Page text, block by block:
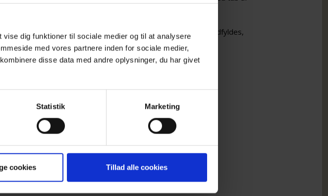
dig funktioner til sociale medier og til at analysere
med vores partnere inden for sociale medier,
disse data med andre oplysninger, du har givet
Statistik Marketing
cookies Tillad alle cookies
Skemaet er vejledende, så det kan enten printes ud og udfyldes,
Vagn-Larsens-fond-2024
Vagn-Larsens-fond-2024_PDF
gerne via mail til Randi Friis Jacobsen,
Hustrus Fond, CVR nr. 49516010